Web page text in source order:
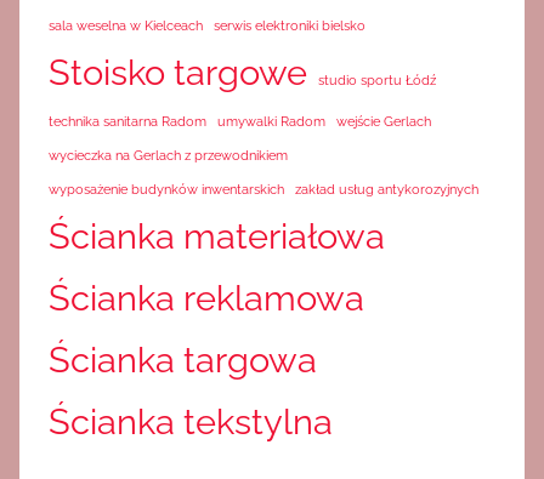
sala weselna w Kielceach serwis elektroniki bielsko
Stoisko targowe studio sportu Łódź
technika sanitarna Radom umywalki Radom wejście Gerlach
wycieczka na Gerlach z przewodnikiem
wyposażenie budynków inwentarskich zakład usług antykorozyjnych
Ścianka materiałowa
Ścianka reklamowa
Ścianka targowa
Ścianka tekstylna